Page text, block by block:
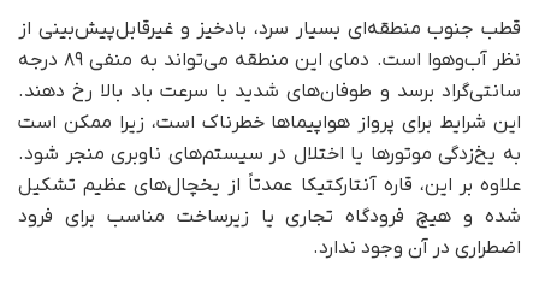
قطب جنوب منطقه‌ای بسیار سرد، بادخیز و غیرقابل‌پیش‌بینی از
نظر آب‌وهوا است. دمای این منطقه می‌تواند به منفی ۸۹ درجه
سانتی‌گراد برسد و طوفان‌های شدید با سرعت باد بالا رخ دهند.
این شرایط برای پرواز هواپیماها خطرناک است، زیرا ممکن است
به یخ‌زدگی موتورها یا اختلال در سیستم‌های ناوبری منجر شود.
علاوه بر این، قاره آنتارکتیکا عمدتاً از یخچال‌های عظیم تشکیل
شده و هیچ فرودگاه تجاری یا زیرساخت مناسب برای فرود
اضطراری در آن وجود ندارد.